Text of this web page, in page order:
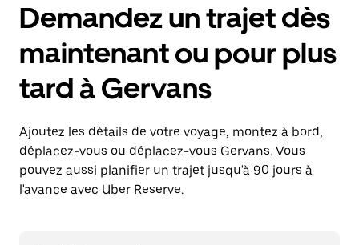
Demandez un trajet dès
maintenant ou pour plus
tard à Gervans
Ajoutez les détails de votre voyage, montez à bord,
déplacez-vous ou déplacez-vous Gervans. Vous
pouvez aussi planifier un trajet jusqu'à 90 jours à
l'avance avec Uber Reserve.